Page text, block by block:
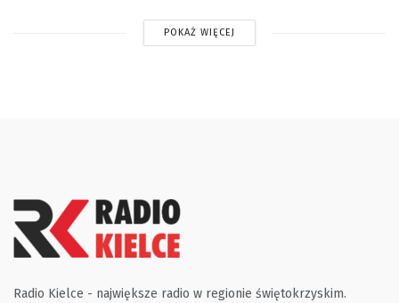
POKAŻ WIĘCEJ
Radio Kielce - największe radio w regionie świętokrzyskim.